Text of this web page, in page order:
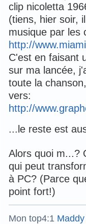
clip nicoletta
(tiens, hier soir,
musique par les
http://
C'est en faisant
sur ma lancée,
toute la
vers:
http://
...le reste est
Alors quoi m...?
qui peut
à PC? (Parce
point fort!)
Mon top4:1